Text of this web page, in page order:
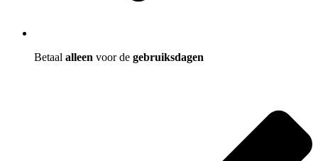
Betaal alleen voor de gebruiksdagen